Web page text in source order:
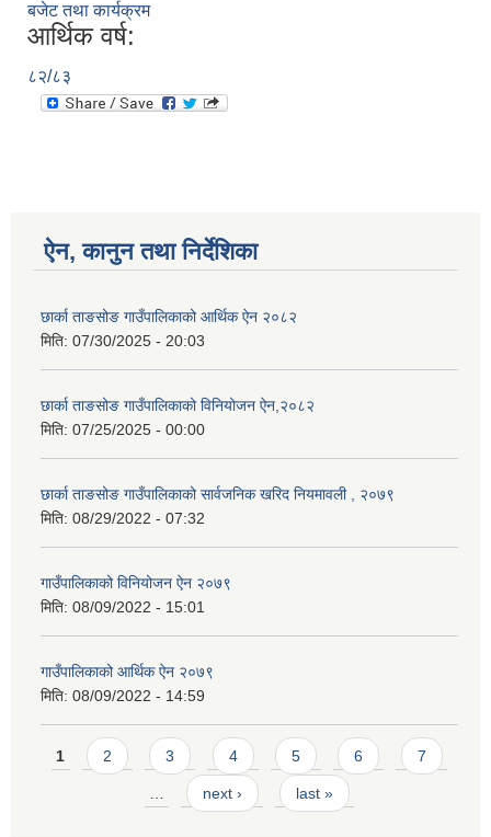
बजेट तथा कार्यक्रम
आर्थिक वर्ष:
८२/८३
ऐन, कानुन तथा निर्देशिका
छार्का ताङसोङ गाउँपालिकाको आर्थिक ऐन २०८२
मिति: 07/30/2025 - 20:03
छार्का ताङसोङ गाउँपालिकाको विनियोजन ऐन,२०८२
मिति: 07/25/2025 - 00:00
छार्का ताङसोङ गाउँपालिकाको सार्वजनिक खरिद नियमावली , २०७९
मिति: 08/29/2022 - 07:32
गाउँपालिकाको विनियोजन ऐन २०७९
मिति: 08/09/2022 - 15:01
गाउँपालिकाको आर्थिक ऐन २०७९
मिति: 08/09/2022 - 14:59
Pages
1 2 3 4 5 6 7
next › last »